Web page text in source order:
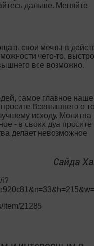
дальше. Меняйте
свои мечты в
чего-то,
все возможно.
самое главное наше
Всевышнего о
исходу. Молитва
- в своих дуа просите
делает невозможное
Сайда
i?
item/21285